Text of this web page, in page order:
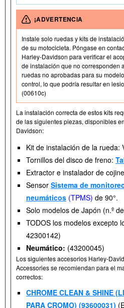
¡ADVERTENCIA
Instale solo ruedas y kits de
de su motocicleta. Póngase en
Harley-Davidson para verificar el
de instalación que no corresponden
ruedas no aprobadas para su
control, lo que podría resultar en
(00610c)
La instalación correcta de estos kits
de las siguientes piezas, disponibles
Davidson:
Kit de instalación de la rueda:
Tornillos del disco de freno:
Extractor e instalador de
Sensor Sistema de
neumáticos (TPMS) de 90°.
Solo modelos de Japón (n.º
TODOS los modelos excepto
42300142)
Neumático: (43200045)
Los siguientes accesorios Harley-
Accessories se recomiendan para el
correctos:
CHROME CLEAN & SHINE
PARA CROMO) (93600031)